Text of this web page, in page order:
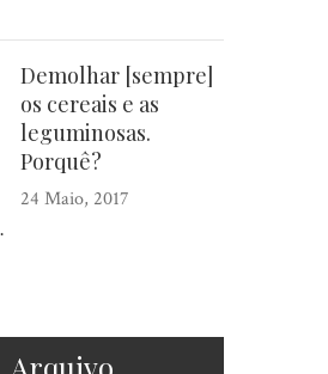
Demolhar [sempre]
os cereais e as
leguminosas.
Porquê?
24 Maio, 2017